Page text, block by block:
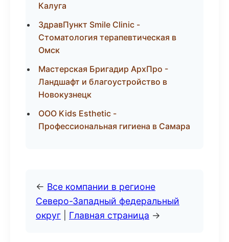
Калуга
ЗдравПункт Smile Clinic -
Стоматология терапевтическая в
Омск
Мастерская Бригадир АрхПро -
Ландшафт и благоустройство в
Новокузнецк
ООО Kids Esthetic -
Профессиональная гигиена в Самара
← Все компании в регионе
Северо-Западный федеральный
округ
Главная страница →